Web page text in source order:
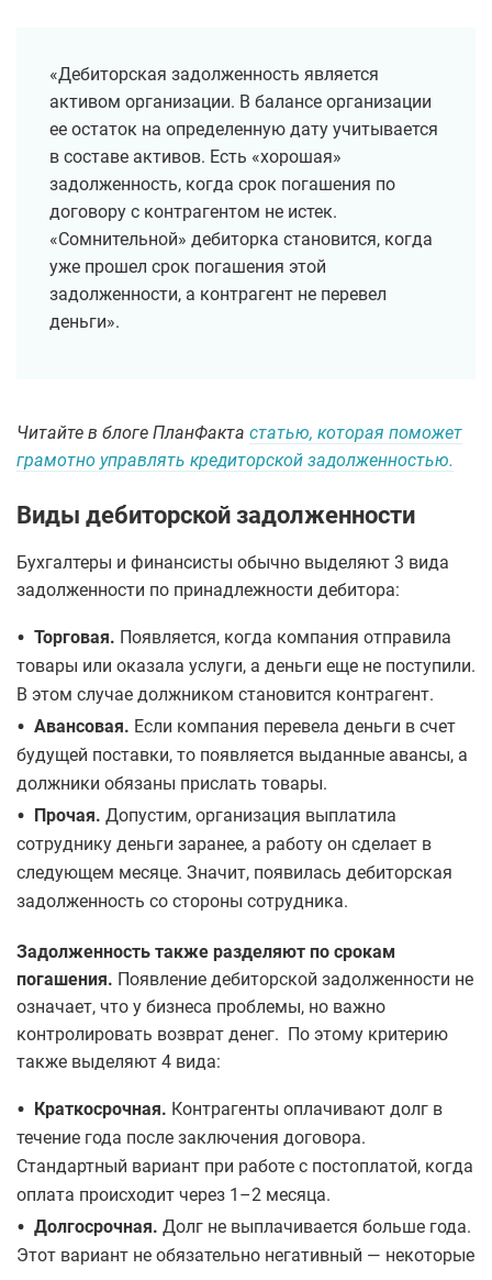
«Дебиторская задолженность является
активом организации. В балансе организации
ее остаток на определенную дату учитывается
в составе активов. Есть «хорошая»
задолженность, когда срок погашения по
договору с контрагентом не истек.
«Сомнительной» дебиторка становится, когда
уже прошел срок погашения этой
задолженности, а контрагент не перевел
деньги».
Читайте в блоге ПланФакта статью, которая поможет
грамотно управлять кредиторской задолженностью.
Виды дебиторской задолженности
Бухгалтеры и финансисты обычно выделяют 3 вида
задолженности по принадлежности дебитора:
• Торговая. Появляется, когда компания отправила
товары или оказала услуги, а деньги еще не поступили.
В этом случае должником становится контрагент.
• Авансовая. Если компания перевела деньги в счет
будущей поставки, то появляется выданные авансы, а
должники обязаны прислать товары.
• Прочая. Допустим, организация выплатила
сотруднику деньги заранее, а работу он сделает в
следующем месяце. Значит, появилась дебиторская
задолженность со стороны сотрудника.
Задолженность также разделяют по срокам
погашения. Появление дебиторской задолженности не
означает, что у бизнеса проблемы, но важно
контролировать возврат денег. По этому критерию
также выделяют 4 вида:
• Краткосрочная. Контрагенты оплачивают долг в
течение года после заключения договора.
Стандартный вариант при работе с постоплатой, когда
оплата происходит через 1–2 месяца.
• Долгосрочная. Долг не выплачивается больше года.
Этот вариант не обязательно негативный — некоторые